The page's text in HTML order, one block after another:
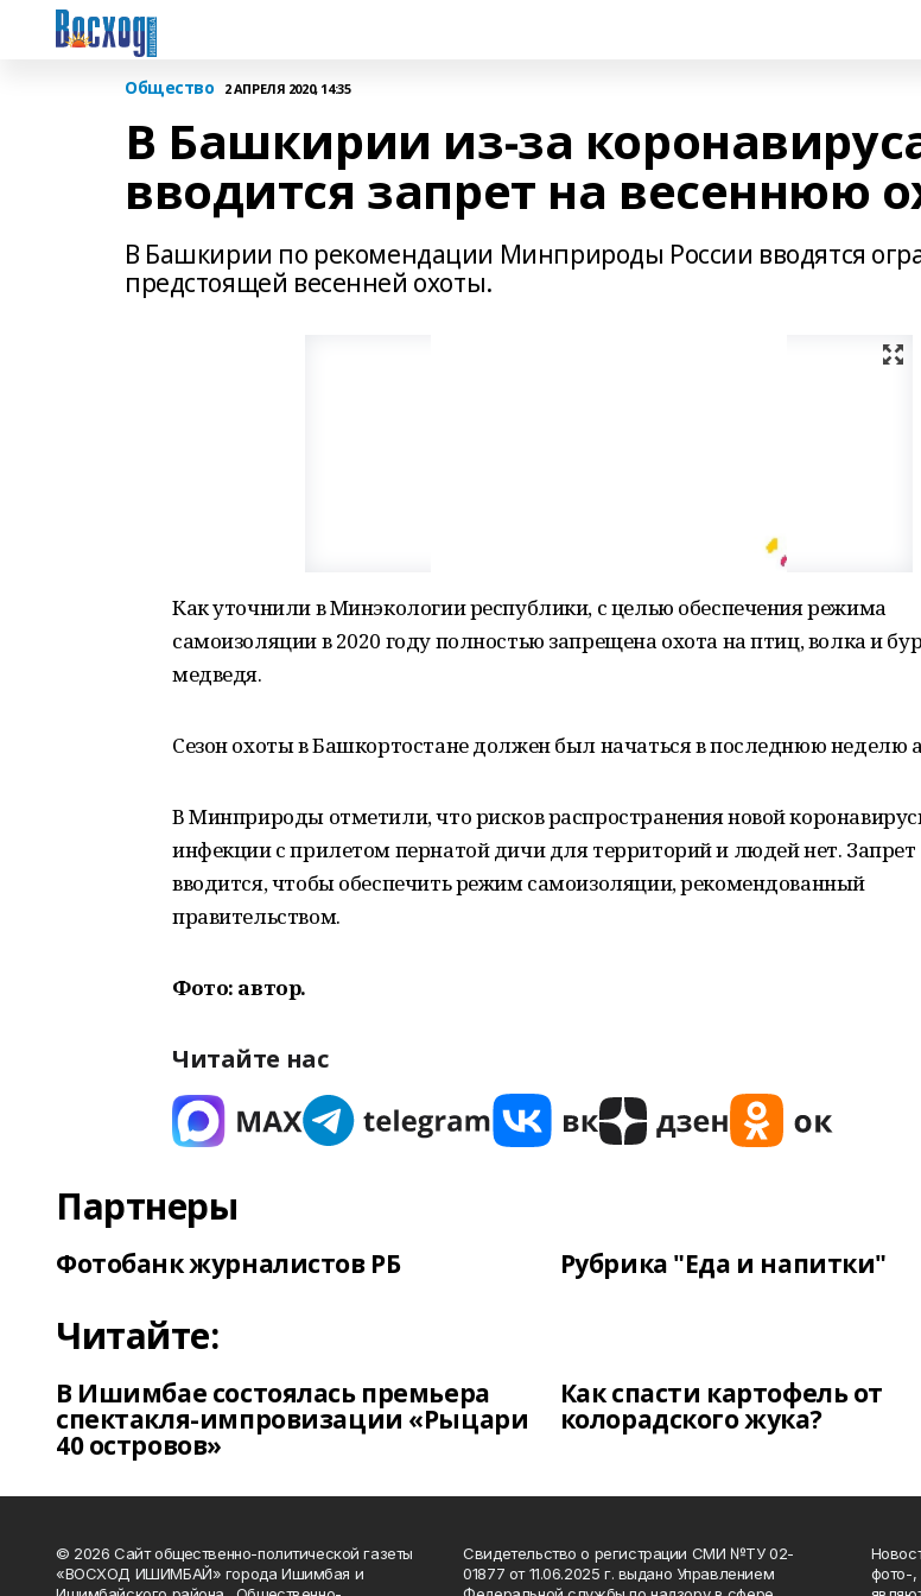
Общество 2 АПРЕЛЯ 2020, 14:35
В Башкирии из-за
вводится запрет на весеннюю
В Башкирии по рекомендации Минприроды России вводятся
предстоящей весенней охоты.
Как уточнили в Минэкологии республики, с целью обеспечения режима
самоизоляции в 2020 году полностью запрещена охота на птиц, волка и
медведя.
Сезон охоты в Башкортостане должен был начаться в последнюю неделю
В Минприроды отметили, что рисков распространения новой
инфекции с прилетом пернатой дичи для территорий и людей нет. Запрет
вводится, чтобы обеспечить режим самоизоляции, рекомендованный
правительством.
Фото: автор.
Читайте нас
Партнеры
Фотобанк журналистов РБ Рубрика "Еда и напитки"
Читайте:
В Ишимбае состоялась премьера
спектакля-импровизации «Рыцари
40 островов»
Как спасти картофель от
колорадского жука?
© 2026 Сайт общественно-политической газеты
«ВОСХОД ИШИМБАЙ» города Ишимбая и
Свидетельство о регистрации СМИ №ТУ 02-
01877 от 11.06.2025 г. выдано Управлением
фото-,